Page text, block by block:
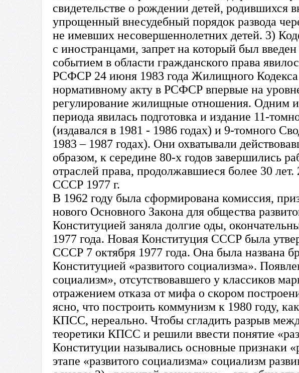
свидетельстве о рождении детей, родившихся
упрощенный внесудебный порядок развода
не имевших несовершеннолетних детей. 3)
с иностранцами, запрет на который был
событием в области гражданского права
РСФСР 24 июня 1983 года Жилищного
нормативному акту в РСФСР впервые на
регулирование жилищные отношения. Одним
периода явилась подготовка и издание 11-
(издавался в 1981 - 1986 годах) и 9-томного
1983 – 1987 годах). Они охватывали
образом, к середине 80-х годов завершились
отраслей права, продолжавшиеся более 30
СССР 1977 г.
В 1962 году была сформирована комиссия,
нового Основного Закона для общества
Конституцией заняла долгие оды,
1977 года. Новая Конституция СССР была
СССР 7 октября 1977 года. Она была названа
Конституцией «развитого социализма».
социализм», отсутствовавшего у классиков
отражением отказа от мифа о скором
ясно, что построить коммунизм к 1980 году,
КПСС, нереально. Чтобы сгладить разрыв
теоретики КПСС и решили ввести понятие
Конституции назывались основные признаки
этапе «развитого социализма» социализм